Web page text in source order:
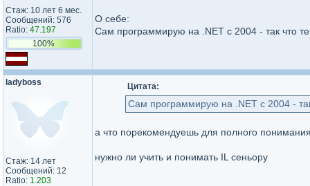
Стаж: 10 лет 6 мес.
Сообщений: 576
Ratio: 47.197
100%
О себе:
Сам программирую на .NET с 2004 - так что
ladyboss
Стаж: 14 лет
Сообщений: 12
Ratio: 1.203
Цитата:
Сам программирую на .NET с 2004 -
а что порекомендуешь для полного
нужно ли учить и понимать IL сеньору